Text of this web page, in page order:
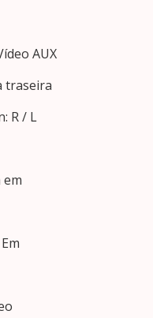
AUX
traseira
R / L
em